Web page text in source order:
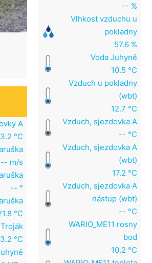
A
°C
-- m/s
-- °
°C
°C
-- %
Vlhkost vzduchu u
pokladny
57.6 %
Voda Juhyně
10.5 °C
Vzduch u pokladny
(wbt)
12.7 °C
Vzduch, sjezdovka A
-- °C
Vzduch, sjezdovka A
(wbt)
17.2 °C
Vzduch, sjezdovka A
nástup (wbt)
-- °C
WARIO_ME11 rosny
bod
10.2 °C